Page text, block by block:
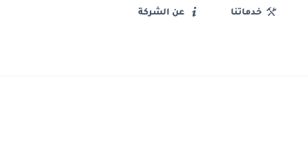
خدماتنا عن الشركة